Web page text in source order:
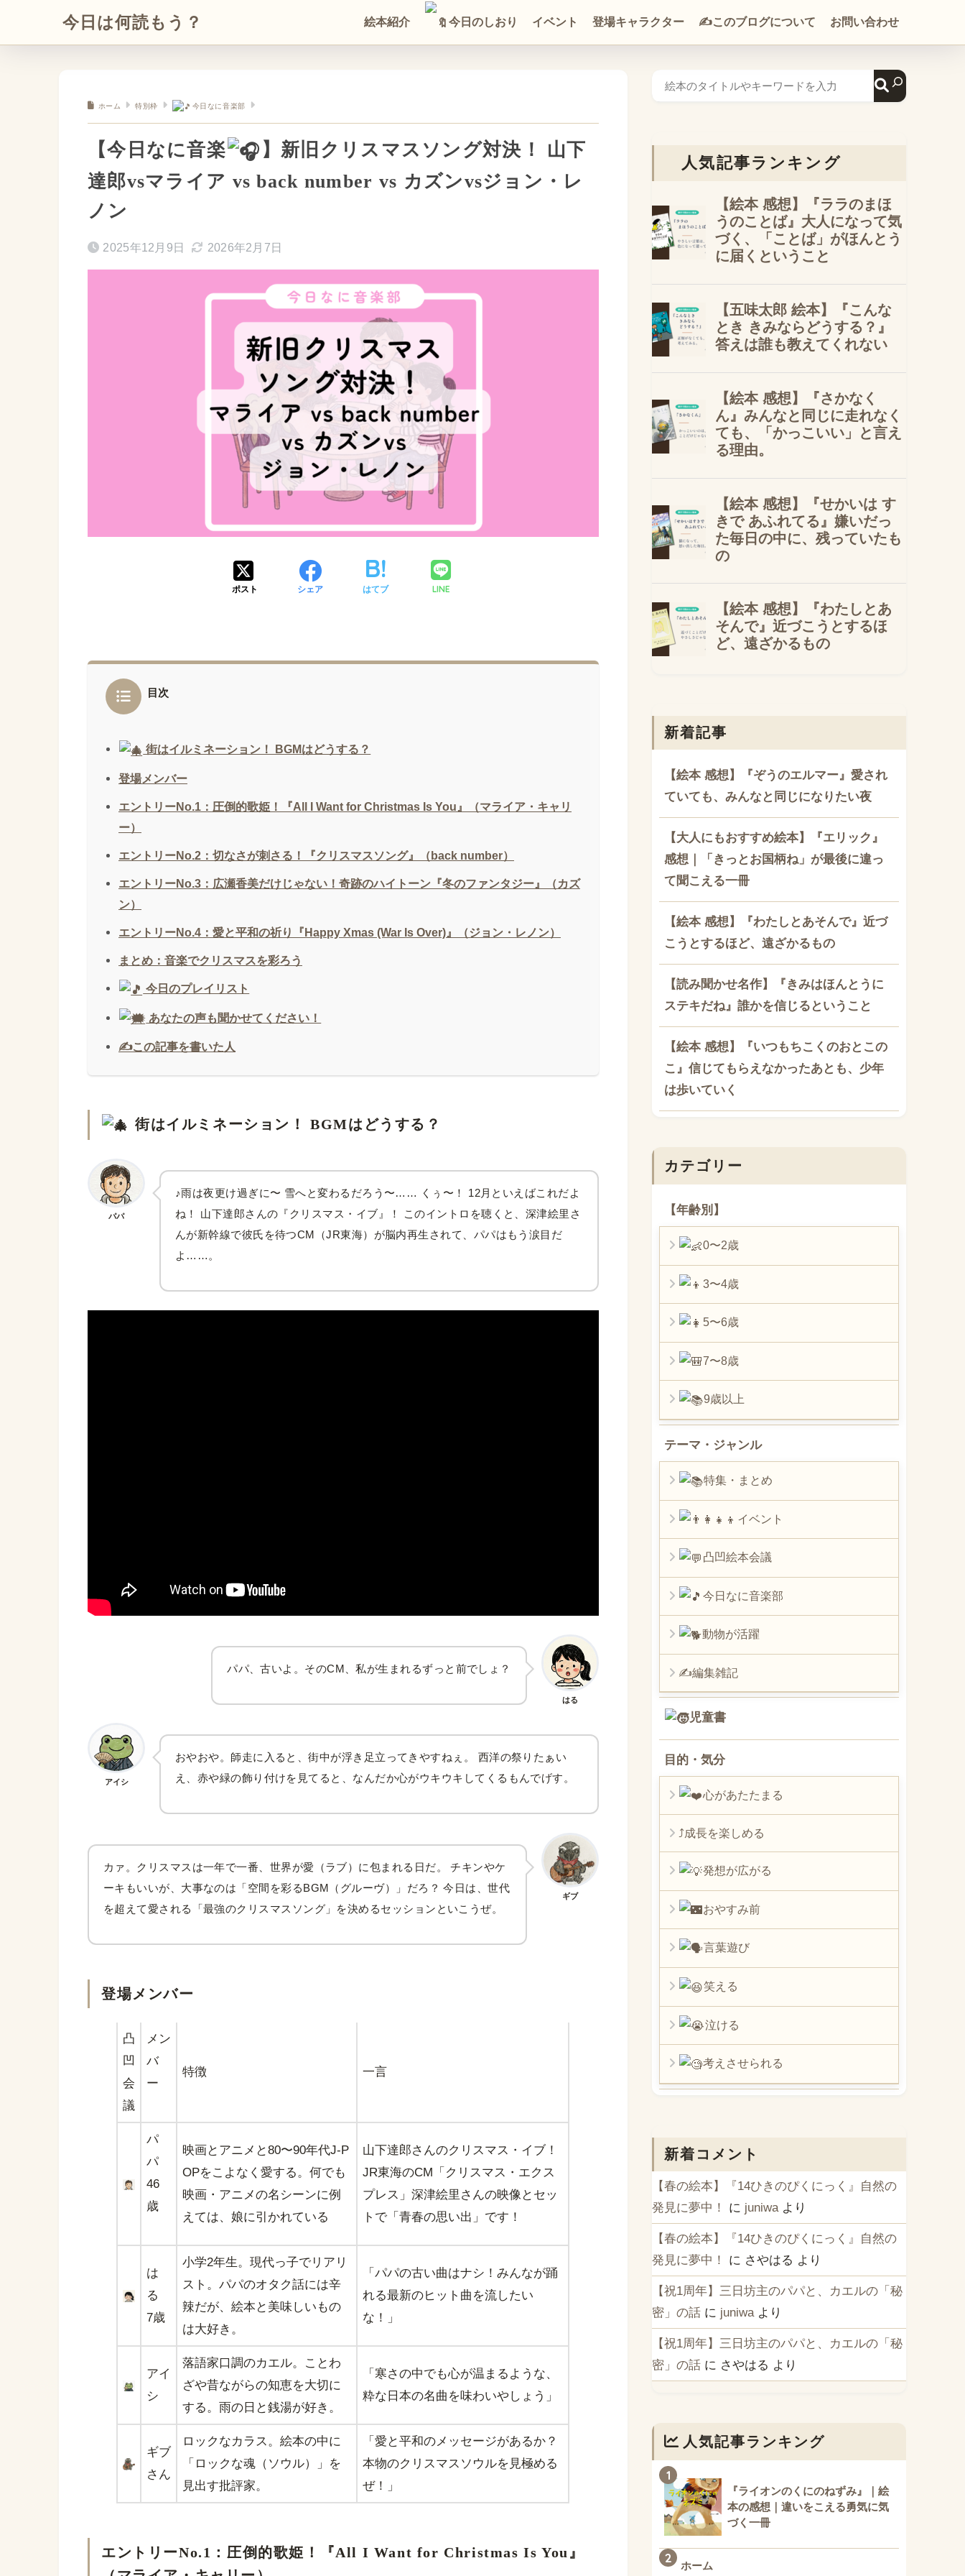
今日は何読もう？ 絵本紹介 今日のしおり イベント 登場キャラクター ✍️このブログについて お問い合わせ
ホーム 特別枠 今日なに音楽部
【今日なに音楽
】新旧クリスマスソング対決！ 山下
達郎vsマライア vs back number vs カズンvsジョン・レ
ノン
2025年12月9日 2026年2月7日
ポスト シェア はてブ LINE
目次
街はイルミネーション！ BGMはどうする？
登場メンバー
エントリーNo.1：圧倒的歌姫！『All I Want for Christmas Is You』（マライア・キャリ
ー）
エントリーNo.2：切なさが刺さる！『クリスマスソング』（back number）
エントリーNo.3：広瀬香美だけじゃない！奇跡のハイトーン『冬のファンタジー』（カズ
ン）
エントリーNo.4：愛と平和の祈り『Happy Xmas (War Is Over)』（ジョン・レノン）
まとめ：音楽でクリスマスを彩ろう
今日のプレイリスト
あなたの声も聞かせてください！
✍️この記事を書いた人
街はイルミネーション！ BGMはどうする？
パパ
♪雨は夜更け過ぎに〜 雪へと変わるだろう〜…… くぅ〜！ 12月といえばこれだよ
ね！ 山下達郎さんの『クリスマス・イブ』！ このイントロを聴くと、深津絵里さ
んが新幹線で彼氏を待つCM（JR東海）が脳内再生されて、パパはもう涙目だ
よ……。
はる
パパ、古いよ。そのCM、私が生まれるずっと前でしょ？
アイシ
おやおや。師走に入ると、街中が浮き足立ってきやすねぇ。 西洋の祭りたぁい
え、赤や緑の飾り付けを見てると、なんだか心がウキウキしてくるもんでげす。
ギブ
カァ。クリスマスは一年で一番、世界が愛（ラブ）に包まれる日だ。 チキンやケ
ーキもいいが、大事なのは「空間を彩るBGM（グルーヴ）」だろ？ 今日は、世代
を超えて愛される「最強のクリスマスソング」を決めるセッションといこうぜ。
登場メンバー
凸
凹
会
議
メン
バ
ー
特徴 一言
パ
パ
46
歳
映画とアニメと80〜90年代J-P
OPをこよなく愛する。何でも
映画・アニメの名シーンに例
えては、娘に引かれている
山下達郎さんのクリスマス・イブ！
JR東海のCM「クリスマス・エクス
プレス」深津絵里さんの映像とセッ
トで「青春の思い出」です！
は
る
7歳
小学2年生。現代っ子でリアリ
スト。パパのオタク話には辛
辣だが、絵本と美味しいもの
は大好き。
「パパの古い曲はナシ！みんなが踊
れる最新のヒット曲を流したい
な！」
アイ
シ
落語家口調のカエル。ことわ
ざや昔ながらの知恵を大切に
する。雨の日と銭湯が好き。
「寒さの中でも心が温まるような、
粋な日本の名曲を味わいやしょう」
ギブ
さん
ロックなカラス。絵本の中に
「ロックな魂（ソウル）」を
見出す批評家。
「愛と平和のメッセージがあるか？
本物のクリスマスソウルを見極める
ぜ！」
エントリーNo.1：圧倒的歌姫！『All I Want for Christmas Is You』
人気記事ランキング
新着記事
【絵本 感想】『ぞうのエルマー』愛され
ていても、みんなと同じになりたい夜
【大人にもおすすめ絵本】『エリック』
感想｜「きっとお国柄ね」が最後に違っ
て聞こえる一冊
【絵本 感想】『わたしとあそんで』近づ
こうとするほど、遠ざかるもの
【読み聞かせ名作】『きみはほんとうに
ステキだね』誰かを信じるということ
【絵本 感想】『いつもちこくのおとこの
こ』信じてもらえなかったあとも、少年
は歩いていく
カテゴリー
【年齢別】
0〜2歳
3〜4歳
5〜6歳
7〜8歳
9歳以上
テーマ・ジャンル
特集・まとめ
イベント
凸凹絵本会議
今日なに音楽部
動物が活躍
✍編集雑記
児童書
目的・気分
心があたたまる
⤴︎成長を楽しめる
発想が広がる
おやすみ前
言葉遊び
笑える
泣ける
考えさせられる
新着コメント
【春の絵本】『14ひきのぴくにっく』自然の
発見に夢中！
に juniwa より
【春の絵本】『14ひきのぴくにっく』自然の
発見に夢中！
に さやはる より
【祝1周年】三日坊主のパパと、カエルの「秘
密」の話 に juniwa より
【祝1周年】三日坊主のパパと、カエルの「秘
密」の話 に さやはる より
人気記事ランキング
1
『ライオンのくにのねずみ』｜絵
本の感想｜違いをこえる勇気に気
づく一冊
2
ホーム